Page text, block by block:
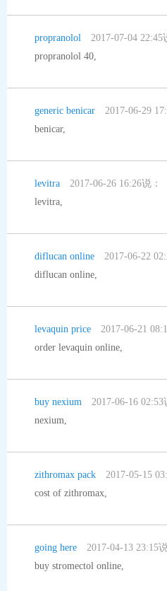
propranolol
2017-07-04 22:45
propranolol 40,
generic benicar
2017-06-29
benicar,
levitra
2017-06-26 16:26说：
levitra,
diflucan online
2017-06-22
diflucan online,
levaquin price
2017-06-21
order levaquin online,
buy nexium
2017-06-16 02:53
nexium,
zithromax pack
2017-05-15
cost of zithromax,
going here
2017-04-13 23:15说
buy stromectol online,